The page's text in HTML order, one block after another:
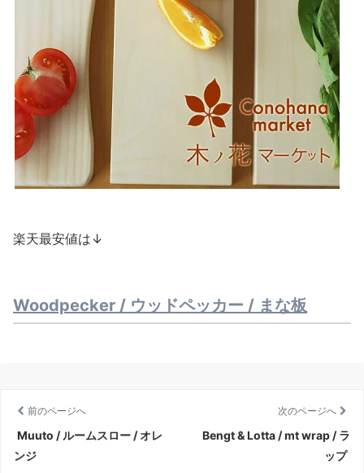
楽天最安値は↓
Woodpecker / ウッドペッカー / まな板
前のページへ
Muuto / ルームスロー / オレ
ンジ
次のページへ
Bengt & Lotta / mt wrap / ラ
ップ